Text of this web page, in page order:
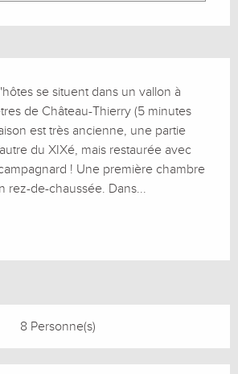
se situent dans un vallon à
de Château-Thierry (5 minutes
est très ancienne, une partie
du XIXé, mais restaurée avec
! Une première chambre
rez-de-chaussée. Dans...
8 Personne(s)